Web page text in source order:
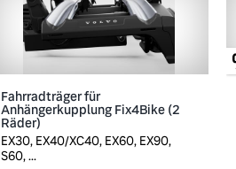
Fahrradträger für
Anhängerkupplung Fix4Bike (2
Räder)
EX30, EX40/XC40, EX60, EX90,
S60, ...